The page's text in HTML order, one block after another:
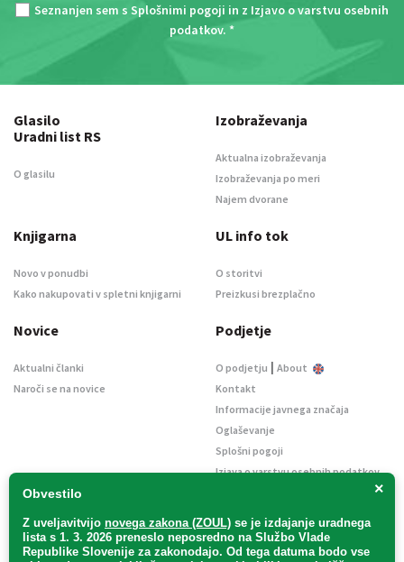
Seznanjen sem s Splošnimi pogoji in z Izjavo o varstvu osebnih
podatkov. *
×
Obvestilo
Z uveljavitvijo novega zakona (ZOUL) se je izdajanje uradnega
lista s 1. 3. 2026 preneslo neposredno na Službo Vlade
Republike Slovenije za zakonodajo. Od tega datuma bodo vse
Glasilo
Uradni list RS
O glasilu
Izobraževanja
Aktualna izobraževanja
Izobraževanja po meri
Najem dvorane
Knjigarna
Novo v ponudbi
Kako nakupovati v spletni knjigarni
UL info tok
O storitvi
Preizkusi brezplačno
Novice
Aktualni članki
Naroči se na novice
Podjetje
O podjetju | About
Kontakt
Informacije javnega značaja
Oglaševanje
Splošni pogoji
Izjava o varstvu osebnih podatkov